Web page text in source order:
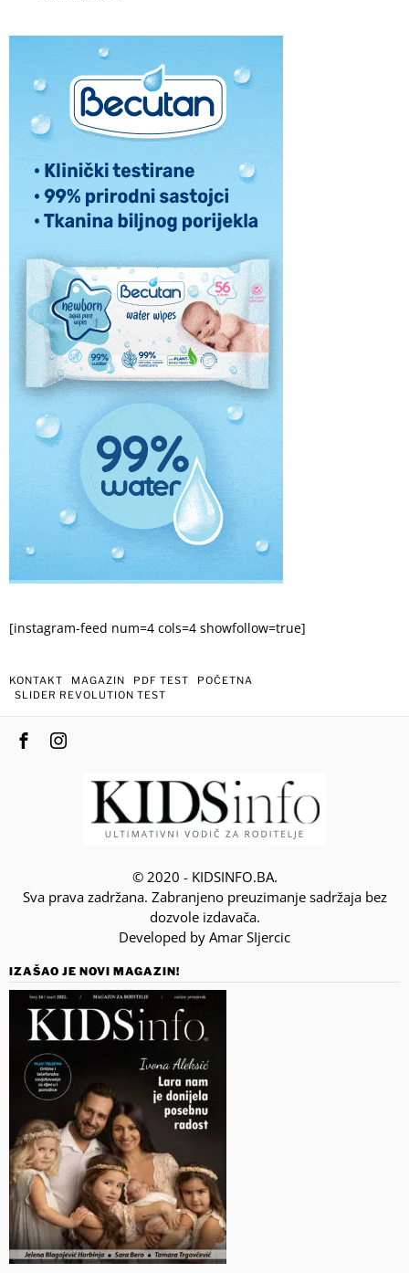
[instagram-feed num=4 cols=4 showfollow=true]
KONTAKT MAGAZIN PDF TEST
POČETNA
SLIDER REVOLUTION TEST
© 2020 - KIDSINFO.BA.
Sva prava zadržana. Zabranjeno preuzimanje sadržaja bez
dozvole izdavača.
Developed by Amar SIjercic
IZAŠAO JE NOVI MAGAZIN!